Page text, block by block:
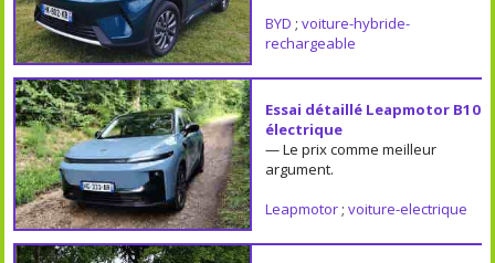
BYD ; voiture-hybride-
rechargeable
Essai détaillé Leapmotor B10
électrique
— Le prix comme meilleur
argument.
Leapmotor; voiture-electrique